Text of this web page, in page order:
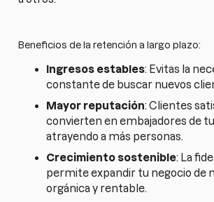
Beneficios de la retención a largo plazo:
Ingresos estables: Evitas la
constante de buscar nuevos
Mayor reputación: Clientes
convierten en embajadores de
atrayendo a más personas.
Crecimiento sostenible: La
permite expandir tu negocio de
orgánica y rentable.